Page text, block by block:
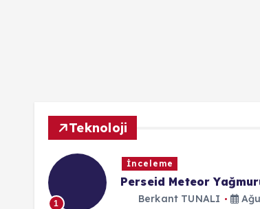
Teknoloji
1
İnceleme
Perseid Meteor
Berkant TUNALI